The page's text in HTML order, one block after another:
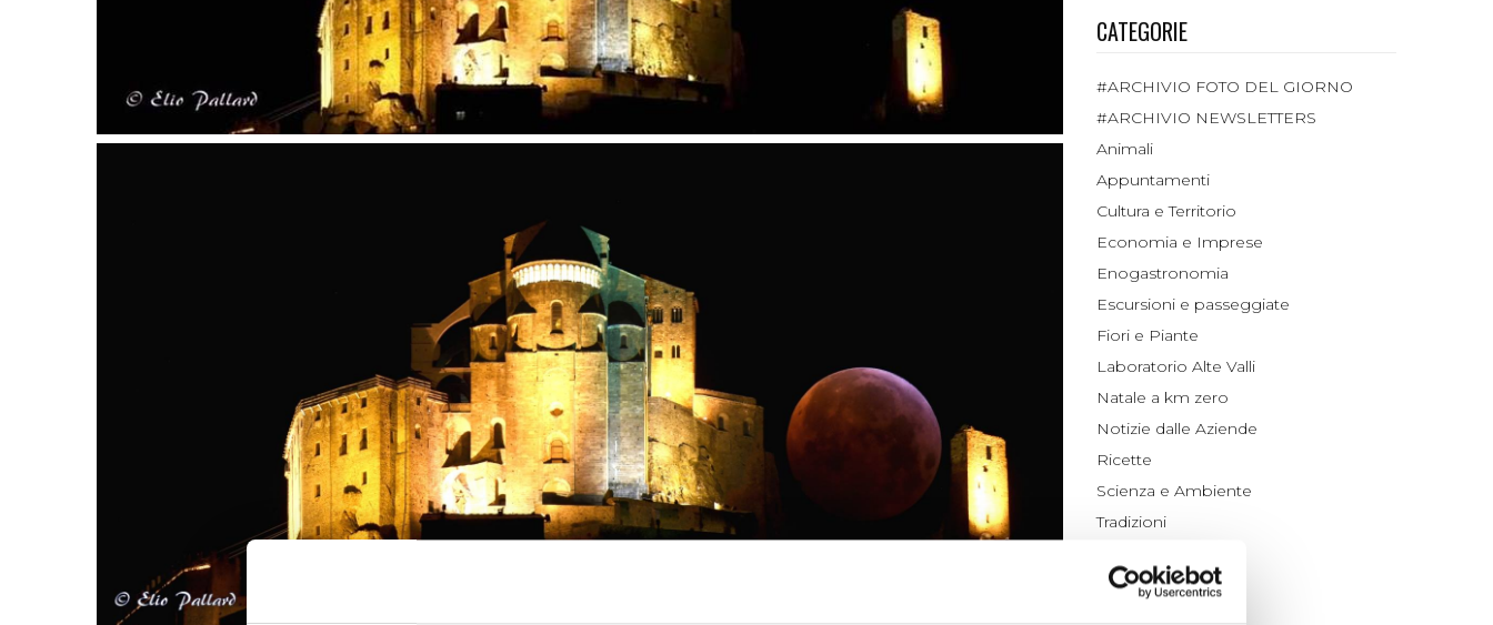
CATEGORIE
#ARCHIVIO FOTO DEL GIORNO
#ARCHIVIO NEWSLETTERS
Animali
Appuntamenti
Cultura e Territorio
Economia e Imprese
Enogastronomia
Escursioni e passeggiate
Fiori e Piante
Laboratorio Alte Valli
Natale a km zero
Notizie dalle Aziende
Ricette
Scienza e Ambiente
Tradizioni